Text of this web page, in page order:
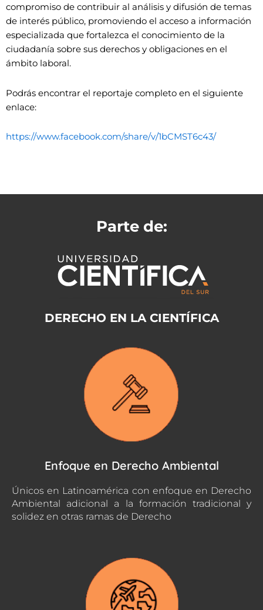
compromiso de contribuir al análisis y difusión de temas
de interés público, promoviendo el acceso a información
especializada que fortalezca el conocimiento de la
ciudadanía sobre sus derechos y obligaciones en el
ámbito laboral.
Podrás encontrar el reportaje completo en el siguiente
enlace:
https://www.facebook.com/share/v/1bCMST6c43/
Parte de:
DERECHO EN LA CIENTÍFICA
Enfoque en Derecho Ambiental
Únicos en Latinoamérica con enfoque en Derecho
Ambiental adicional a la formación tradicional y
solidez en otras ramas de Derecho